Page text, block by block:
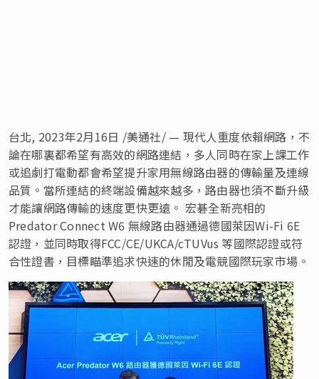
台北, 2023年2月16日 /美通社/ — 現代人重度依賴網路，不
論在哪裏都希望有高效的網路連結，多人同時在家上課工作
或追劇打電動都會希望提升家用無線路由器的傳輸量及連線
品質。當所連結的終端設備越來越多，路由器也須不斷升級
才能讓網路傳輸的速度更快更遠。 宏碁全新亮相的
Predator Connect W6 無線路由器通過德國萊因Wi-Fi 6E
認證，並同時取得FCC/CE/UKCA/cTUVus 等國際認證或符
合性證書，目標瞄準追求快速的休閒及電競國際玩家市場。